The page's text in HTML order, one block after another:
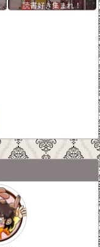
読書好き集まれ！